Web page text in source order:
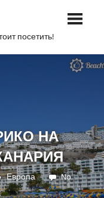
посетить!
НА
Европа
No